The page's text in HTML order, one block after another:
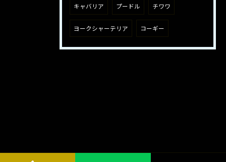
キャバリア プードル チワワ
ヨークシャーテリア コーギー